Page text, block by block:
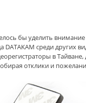
бы уделить
среди других
в Тайване,
отклики и